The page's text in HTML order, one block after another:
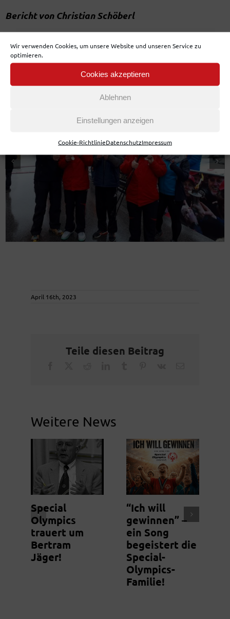
Wir verwenden Cookies, um unsere Website und unseren Service zu
optimieren.
Cookies akzeptieren
Ablehnen
Einstellungen anzeigen
Cookie-RichtlinieDatenschutzImpressum
Bericht von Christian Schöberl
April 16th, 2023
Teile diesen Beitrag
Weitere News
Special
Olympics
trauert um
Bertram
Jäger!
“Ich will
gewinnen” –
ein Song
begeistert die
Special-
Olympics-
Familie!